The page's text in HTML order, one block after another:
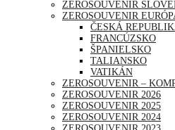
ZEROSOUVENIR
ZEROSOUVENIR
ČESKÁ
FRANCÚZSKO
ŠPANIELSKO
TALIANSKO
VATIKÁN
ZEROSOUVENIR –
ZEROSOUVENIR 2026
ZEROSOUVENIR 2025
ZEROSOUVENIR 2024